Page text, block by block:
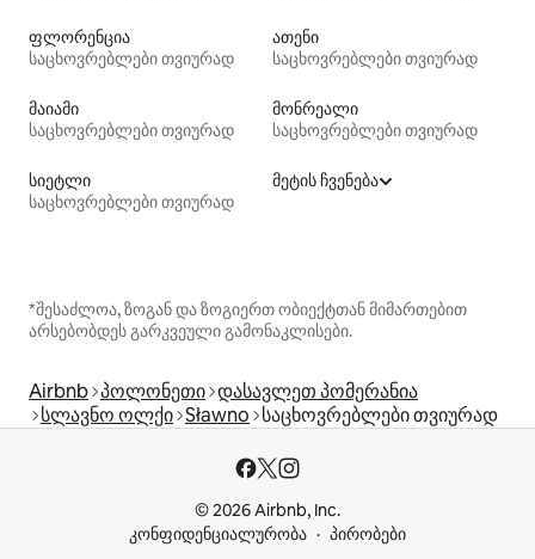
ფლორენცია
საცხოვრებლები თვიურად
ათენი
საცხოვრებლები თვიურად
მაიამი
საცხოვრებლები თვიურად
მონრეალი
საცხოვრებლები თვიურად
სიეტლი
საცხოვრებლები თვიურად
მეტის ჩვენება
*შესაძლოა, ზოგან და ზოგიერთ ობიექტთან მიმართებით
არსებობდეს გარკვეული გამონაკლისები.
Airbnb პოლონეთი დასავლეთ პომერანია
სლავნო ოლქი Sławno საცხოვრებლები თვიურად
© 2026 Airbnb, Inc.
კონფიდენციალურობა
პირობები